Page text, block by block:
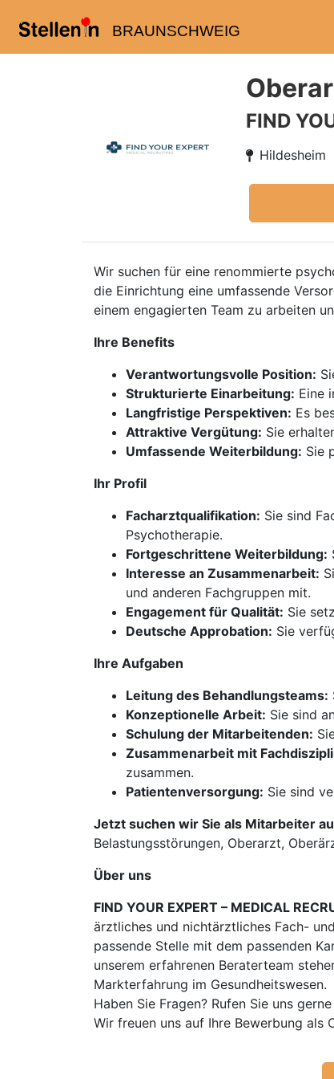
BRAUNSCHWEIG
FIND
Hildesheim
Wir suchen für eine renommierte
die Einrichtung eine umfassende
einem engagierten Team zu arbeiten
Ihre Benefits
Verantwortungsvolle Position:
Strukturierte Einarbeitung: Eine
Langfristige Perspektiven: Es
Attraktive Vergütung: Sie
Umfassende Weiterbildung: Sie
Ihr Profil
Facharztqualifikation: Sie sind
Psychotherapie.
Fortgeschrittene Weiterbildung:
Interesse an Zusammenarbeit:
und anderen Fachgruppen mit.
Engagement für Qualität: Sie
Deutsche Approbation: Sie
Ihre Aufgaben
Leitung des Behandlungsteams:
Konzeptionelle Arbeit: Sie sind
Schulung der Mitarbeitenden:
Zusammenarbeit mit
zusammen.
Patientenversorgung: Sie sind
Jetzt suchen wir Sie als Mitarbeiter
Belastungsstörungen, Oberarzt,
Über uns
FIND YOUR EXPERT – MEDICAL
ärztliches und nichtärztliches Fach-
passende Stelle mit dem passenden
unserem erfahrenen Beraterteam
Markterfahrung im Gesundheitswesen.
Haben Sie Fragen? Rufen Sie uns
Wir freuen uns auf Ihre Bewerbung als